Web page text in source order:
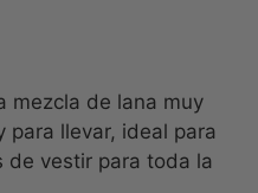
mezcla de lana muy
para llevar, ideal para
de vestir para toda la